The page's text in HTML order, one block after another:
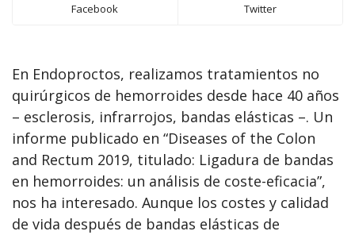
Facebook Twitter
En Endoproctos, realizamos tratamientos no
quirúrgicos de hemorroides desde hace 40 años
– esclerosis, infrarrojos, bandas elásticas –. Un
informe publicado en “Diseases of the Colon
and Rectum 2019, titulado: Ligadura de bandas
en hemorroides: un análisis de coste-eficacia”,
nos ha interesado. Aunque los costes y calidad
de vida después de bandas elásticas de